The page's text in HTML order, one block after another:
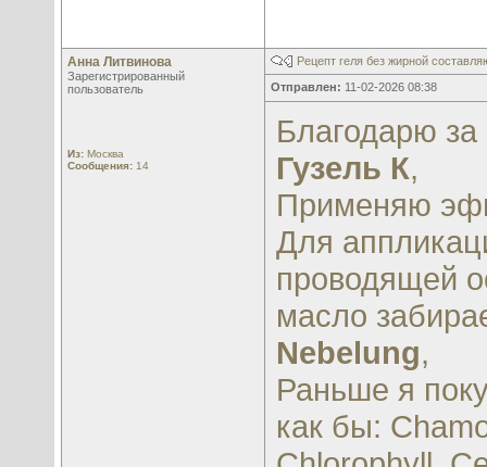
Анна Литвинова
Зарегистрированный
пользователь
Из: Москва
Сообщения: 14
Рецепт геля без жирной
Отправлен: 11-02-2026 08:38
Благодарю за
Гузель К,
Применяю
Для
проводящей
масло
Nebelung,
Раньше я
как бы: